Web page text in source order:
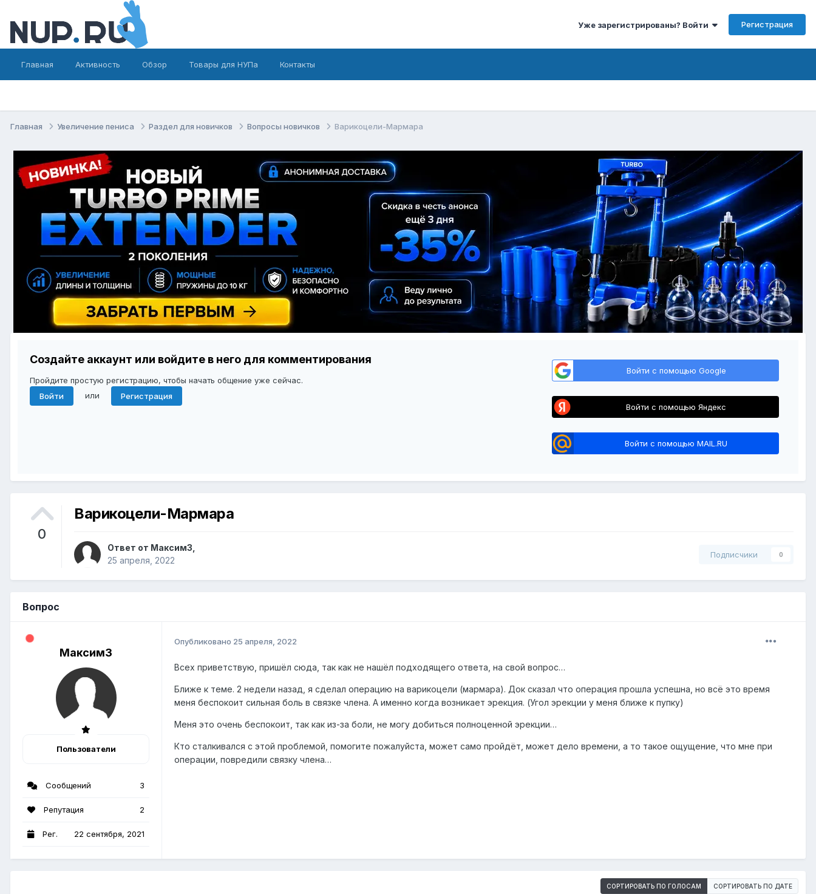
Уже зарегистрированы? Войти Регистрация
Главная Активность Обзор Товары для НУПа Контакты
Главная Увеличение пениса Раздел для новичков Вопросы новичков Варикоцели-Мармара
Создайте аккаунт или войдите в него для комментирования
Пройдите простую регистрацию, чтобы начать общение уже сейчас.
Войти
или Регистрация
Войти с помощью Google
Войти с помощью Яндекс
Войти с помощью MAIL.RU
0
Варикоцели-Мармара
Ответ от Максим3,
25 апреля, 2022
Подписчики 0
Вопрос
Максим3
Пользователи
Сообщений 3
Репутация 2
Рег. 22 сентября, 2021
Опубликовано 25 апреля, 2022
Всех приветствую, пришёл сюда, так как не нашёл подходящего ответа, на свой вопрос…
Ближе к теме. 2 недели назад, я сделал операцию на варикоцели (мармара). Док сказал что операция прошла успешна, но всё это время
меня беспокоит сильная боль в связке члена. А именно когда возникает эрекция. (Угол эрекции у меня ближе к пупку)
Меня это очень беспокоит, так как из-за боли, не могу добиться полноценной эрекции…
Кто сталкивался с этой проблемой, помогите пожалуйста, может само пройдёт, может дело времени, а то такое ощущение, что мне при
операции, повредили связку члена…
СОРТИРОВАТЬ ПО ГОЛОСАМ СОРТИРОВАТЬ ПО ДАТЕ